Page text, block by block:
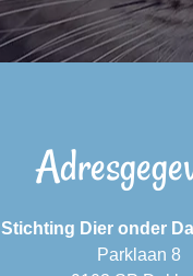
Stichting Dier onder
Parklaan 8